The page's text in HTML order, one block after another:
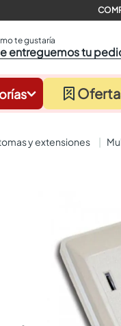
te gustaría
entreguemos tu
y extensiones